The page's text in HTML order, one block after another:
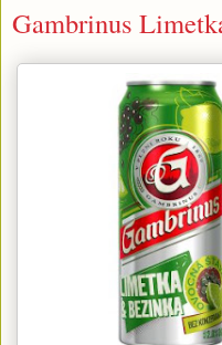
Gambrinus